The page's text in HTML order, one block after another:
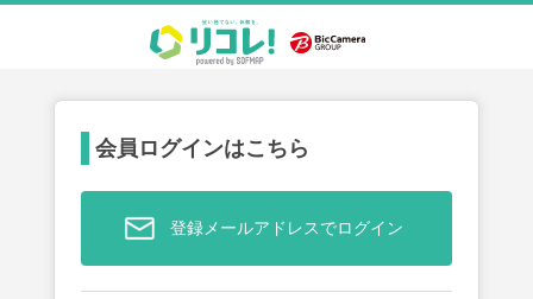
会員ログインはこちら
登録メールアドレスでログイン